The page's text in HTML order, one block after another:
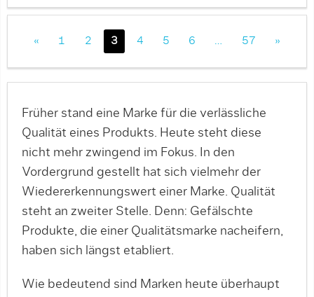
« 1 2 3 4 5 6 … 57 »
Früher stand eine Marke für die verlässliche
Qualität eines Produkts. Heute steht diese
nicht mehr zwingend im Fokus. In den
Vordergrund gestellt hat sich vielmehr der
Wiedererkennungswert einer Marke. Qualität
steht an zweiter Stelle. Denn: Gefälschte
Produkte, die einer Qualitätsmarke nacheifern,
haben sich längst etabliert.
Wie bedeutend sind Marken heute überhaupt